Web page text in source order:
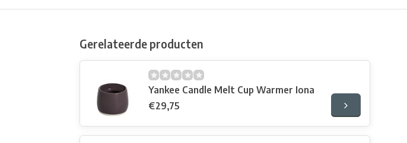
Gerelateerde producten
Yankee Candle Melt Cup Warmer Iona
€29,75